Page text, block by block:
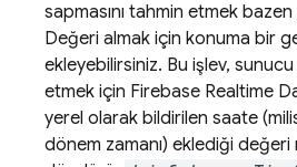
sapmasını tahmin etmek bazen
Değeri almak için konuma bir
ekleyebilirsiniz. Bu işlev,
etmek için Firebase Realtime
yerel olarak bildirilen saate
dönem zamanı) eklediği değeri